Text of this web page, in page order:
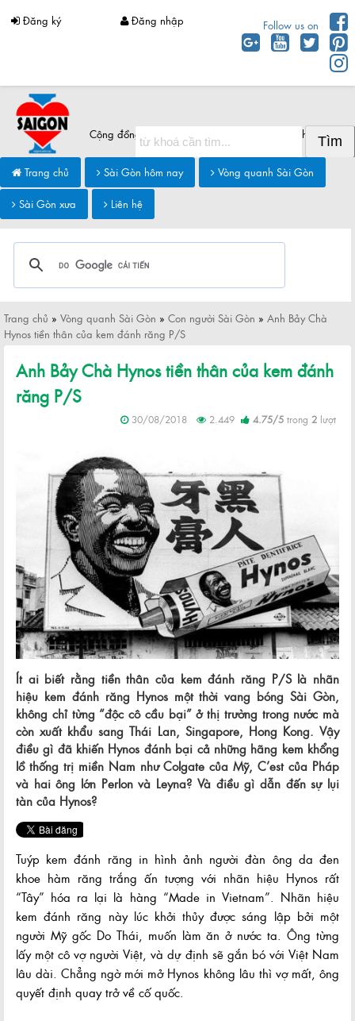
Đăng ký Đăng nhập Follow us on
Cộng đồng Sài Gòn chia sẻ thông tin Sài Gòn hôm nay
Trang chủ Sài Gòn hôm nay
Vòng quanh Sài Gòn
Sài Gòn xưa
Liên hệ
Trang chủ » Vòng quanh Sài Gòn » Con người Sài Gòn » Anh Bảy Chà
Hynos tiền thân của kem đánh răng P/S
Anh Bảy Chà Hynos tiền thân của kem đánh
răng P/S
30/08/2018 2.449 4.75/5 trong 2 lượt
Ít ai biết rằng tiền thân của kem đánh răng P/S là nhãn
hiệu kem đánh răng Hynos một thời vang bóng Sài Gòn,
không chỉ từng “độc cô cầu bại” ở thị trường trong nước mà
còn xuất khẩu sang Thái Lan, Singapore, Hong Kong. Vậy
điều gì đã khiến Hynos đánh bại cả những hãng kem khổng
lồ thống trị miền Nam như Colgate của Mỹ, C’est của Pháp
và hai ông lớn Perlon và Leyna? Và điều gì dẫn đến sự lụi
tàn của Hynos?
Tuýp kem đánh răng in hình ảnh người đàn ông da đen
khoe hàm răng trắng ấn tượng với nhãn hiệu Hynos rất
“Tây” hóa ra lại là hàng “Made in Vietnam”. Nhãn hiệu
kem đánh răng này lúc khởi thủy được sáng lập bởi một
người Mỹ gốc Do Thái, muốn làm ăn ở nước ta. Ông từng
lấy một cô vợ người Việt, và dự định sẽ gắn bó với Việt Nam
lâu dài. Chẳng ngờ mới mở Hynos không lâu thì vợ mất, ông
quyết định quay trở về cố quốc.